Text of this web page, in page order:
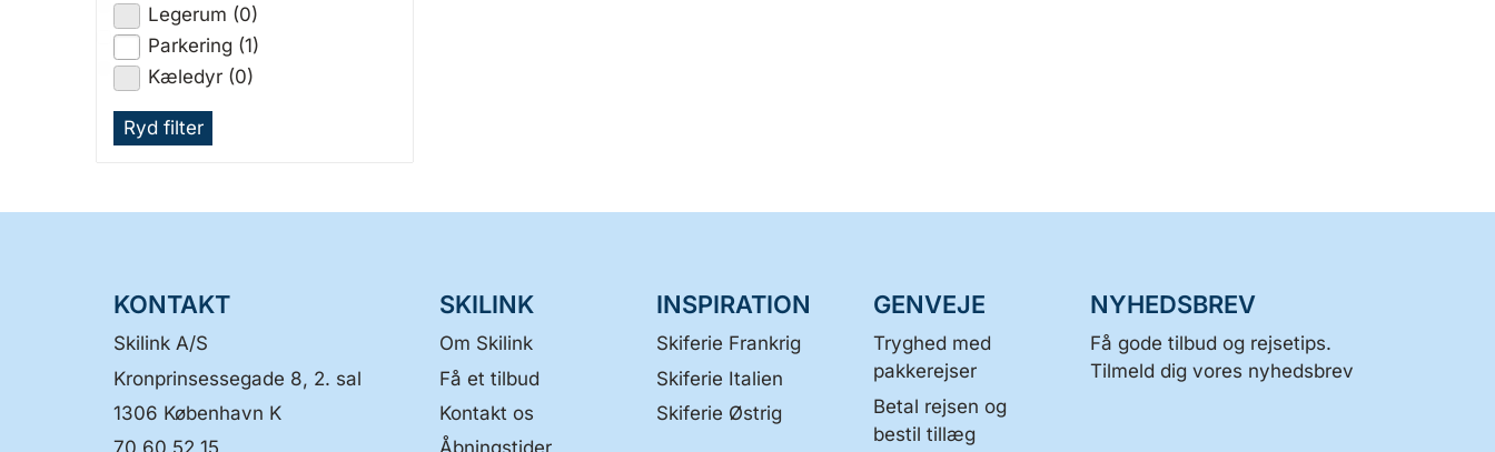
Legerum (0)
Parkering (1)
Kæledyr (0)
Ryd filter
KONTAKT
Skilink A/S
Kronprinsessegade 8, 2. sal
1306 København K
SKILINK
Om Skilink
Få et tilbud
Kontakt os
INSPIRATION
Skiferie Frankrig
Skiferie Italien
Skiferie Østrig
GENVEJE
Tryghed med
pakkerejser
Betal rejsen og
bestil tillæg
NYHEDSBREV
Få gode tilbud og rejsetips.
Tilmeld dig vores nyhedsbrev